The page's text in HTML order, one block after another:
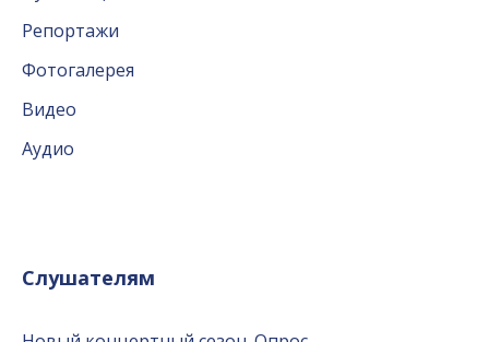
Репортажи
Фотогалерея
Видео
Аудио
Слушателям